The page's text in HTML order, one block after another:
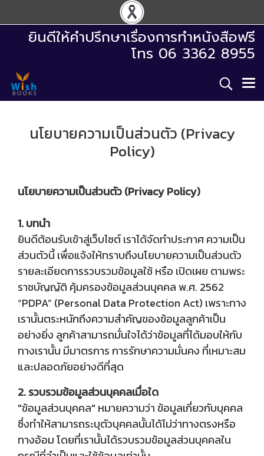
ยินดีให้คำปรึกษาเรื่องการทำหนังสือฟรี
โทร 06 3362 8955
นโยบายความเป็นส่วนตัว (Privacy
Policy)
นโยบายความเป็นส่วนตัว (Privacy Policy)
1. บทนำ
ยินดีต้อนรับเข้าสู่เว็บไซต์ เราได้จัดทำประกาศ ความเป็น
ส่วนตัวนี้ เพื่อแจ้งให้ทราบถึงนโยบายความเป็นส่วนตัว
รายละเอียดการรวบรวมข้อมูลใช้ หรือ เปิดเผย ตามพระ
ราชบัญญัติ คุ้มครองข้อมูลส่วนบุคคล พ.ศ. 2562
“PDPA” (Personal Data Protection Act) เพราะทาง
เรานั้นตระหนักถึงความสำคัญของข้อมูลลูกค้าเป็น
อย่างยิ่ง ลูกค้าสามารถมั่นใจได้ว่าข้อมูลที่ได้มอบให้กับ
ทางเรานั้น มีมาตรการ การรักษาความมั่นคง ที่เหมาะสม
และปลอดภัยอย่างดีที่สุด
2. รวบรวมข้อมูลส่วนบุคคลเมื่อใด
"ข้อมูลส่วนบุคคล" หมายความว่า ข้อมูลเกี่ยวกับบุคคล
ซึ่งทำให้สามารถระบุตัวบุคคลนั้นได้ไม่ว่าทางตรงหรือ
ทางอ้อม โดยที่เรานั้นได้รวบรวมข้อมูลส่วนบุคคลใน